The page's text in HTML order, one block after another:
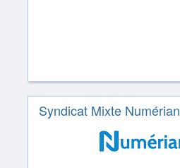
Syndicat Mixte Numérian